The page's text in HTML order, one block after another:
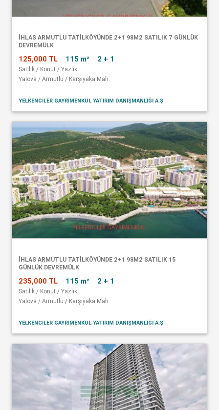
İHLAS ARMUTLU TATİLKÖYÜNDE 2+1 98M2 SATILIK 7 GÜNLÜK
DEVREMÜLK
125,000 TL 115 m² 2 + 1
Satılık / Konut / Yazlık
Yalova / Armutlu / Karşıyaka Mah.
YELKENCİLER GAYRİMENKUL YATIRIM DANIŞMANLIĞI A.Ş
İHLAS ARMUTLU TATİLKÖYÜNDE 2+1 98M2 SATILIK 15
GÜNLÜK DEVREMÜLK
235,000 TL 115 m² 2 + 1
Satılık / Konut / Yazlık
Yalova / Armutlu / Karşıyaka Mah.
YELKENCİLER GAYRİMENKUL YATIRIM DANIŞMANLIĞI A.Ş